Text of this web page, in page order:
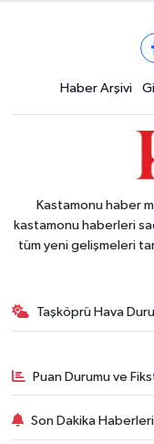
Haber Arşivi
Kastamonu haber
kastamonu haberleri
tüm yeni gelişmeleri
Taşköprü Hava
Puan Durumu ve
Son Dakika Haberleri